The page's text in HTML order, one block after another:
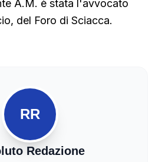
A.M. è stata l'avvocato
del Foro di Sciacca.
RR
Redazione